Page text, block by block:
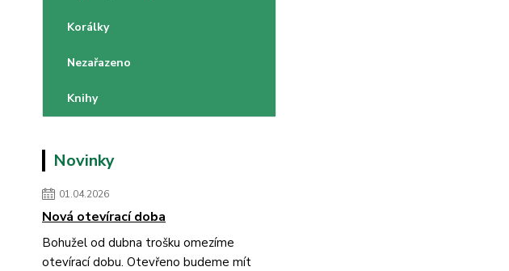
Korálky
Nezařazeno
Knihy
Novinky
01.04.2026
Nová otevírací doba
Bohužel od dubna trošku omezíme
otevírací dobu. Otevřeno budeme mít